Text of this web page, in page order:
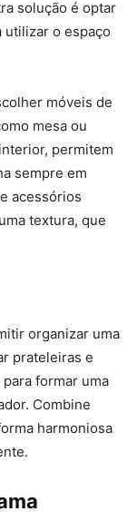
solução é optar
utilizar o espaço
móveis de
mesa ou
permitem
sempre em
acessórios
textura, que
organizar uma
prateleiras e
formar uma
Combine
harmoniosa